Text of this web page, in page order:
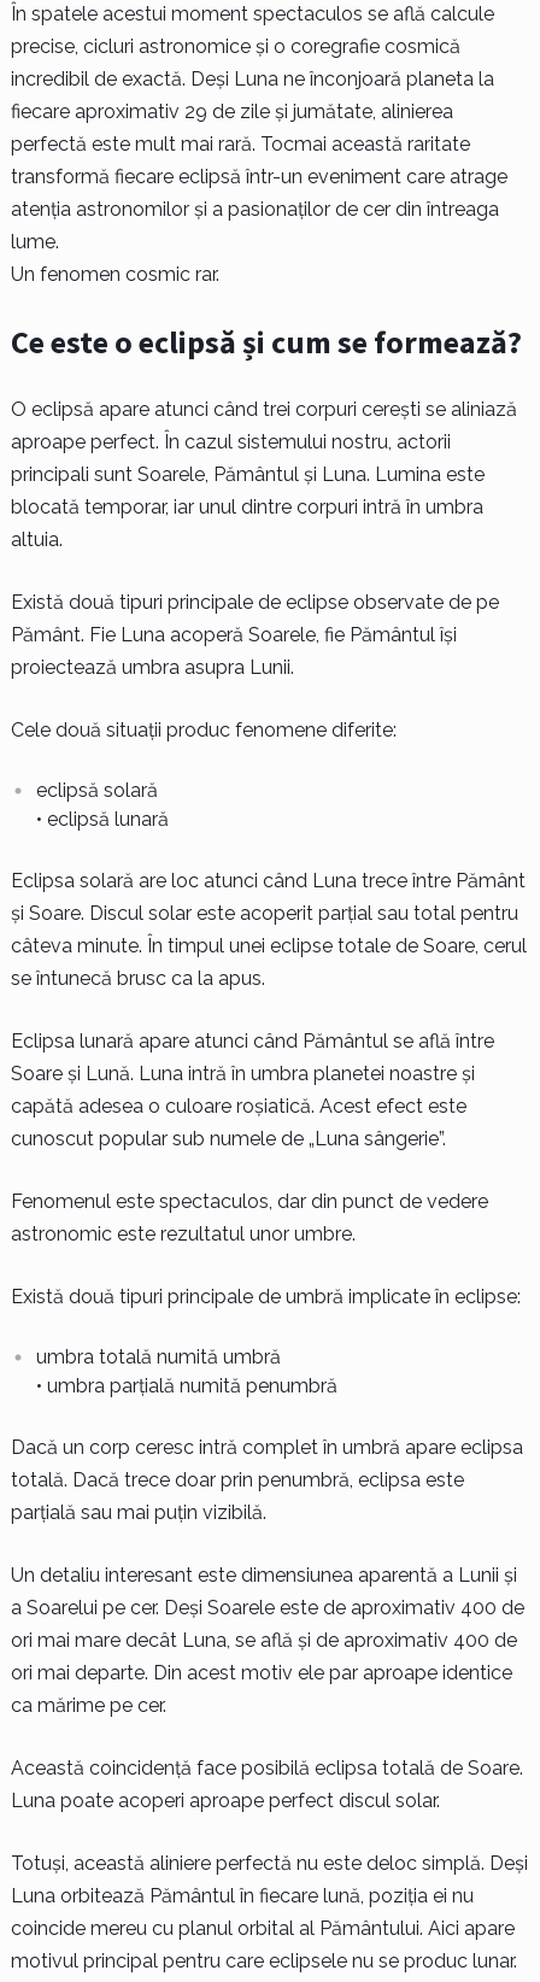
În spatele acestui moment spectaculos se află calcule
precise, cicluri astronomice și o coregrafie cosmică
incredibil de exactă. Deși Luna ne înconjoară planeta la
fiecare aproximativ 29 de zile și jumătate, alinierea
perfectă este mult mai rară. Tocmai această raritate
transformă fiecare eclipsă într-un eveniment care atrage
atenția astronomilor și a pasionaților de cer din întreaga
lume.
Un fenomen cosmic rar.
Ce este o eclipsă și cum se formează?
O eclipsă apare atunci când trei corpuri cerești se aliniază
aproape perfect. În cazul sistemului nostru, actorii
principali sunt Soarele, Pământul și Luna. Lumina este
blocată temporar, iar unul dintre corpuri intră în umbra
altuia.
Există două tipuri principale de eclipse observate de pe
Pământ. Fie Luna acoperă Soarele, fie Pământul își
proiectează umbra asupra Lunii.
Cele două situații produc fenomene diferite:
eclipsă solară
• eclipsă lunară
Eclipsa solară are loc atunci când Luna trece între Pământ
și Soare. Discul solar este acoperit parțial sau total pentru
câteva minute. În timpul unei eclipse totale de Soare, cerul
se întunecă brusc ca la apus.
Eclipsa lunară apare atunci când Pământul se află între
Soare și Lună. Luna intră în umbra planetei noastre și
capătă adesea o culoare roșiatică. Acest efect este
cunoscut popular sub numele de „Luna sângerie”.
Fenomenul este spectaculos, dar din punct de vedere
astronomic este rezultatul unor umbre.
Există două tipuri principale de umbră implicate în eclipse:
umbra totală numită umbră
• umbra parțială numită penumbră
Dacă un corp ceresc intră complet în umbră apare eclipsa
totală. Dacă trece doar prin penumbră, eclipsa este
parțială sau mai puțin vizibilă.
Un detaliu interesant este dimensiunea aparentă a Lunii și
a Soarelui pe cer. Deși Soarele este de aproximativ 400 de
ori mai mare decât Luna, se află și de aproximativ 400 de
ori mai departe. Din acest motiv ele par aproape identice
ca mărime pe cer.
Această coincidență face posibilă eclipsa totală de Soare.
Luna poate acoperi aproape perfect discul solar.
Totuși, această aliniere perfectă nu este deloc simplă. Deși
Luna orbitează Pământul în fiecare lună, poziția ei nu
coincide mereu cu planul orbital al Pământului. Aici apare
motivul principal pentru care eclipsele nu se produc lunar.